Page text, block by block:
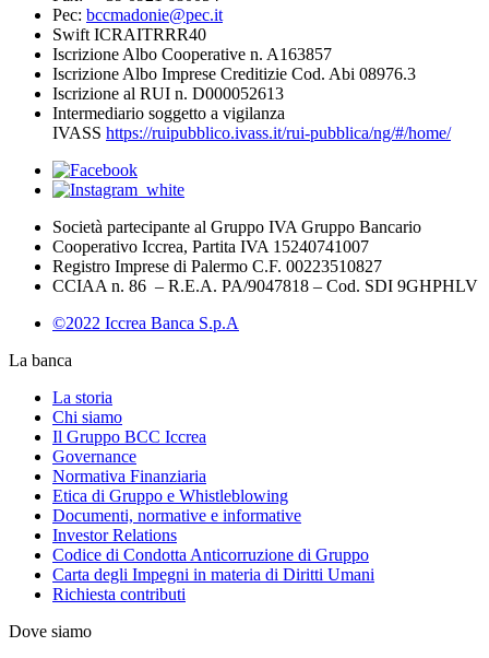
Pec: bccmadonie@pec.it
Swift ICRAITRRR40
Iscrizione Albo Cooperative n. A163857
Iscrizione Albo Imprese Creditizie Cod. Abi 08976.3
Iscrizione al RUI n. D000052613
Intermediario soggetto a vigilanza
IVASS https://ruipubblico.ivass.it/rui-pubblica/ng/#/home/
Società partecipante al Gruppo IVA Gruppo Bancario
Cooperativo Iccrea, Partita IVA 15240741007
Registro Imprese di Palermo C.F. 00223510827
CCIAA n. 86 – R.E.A. PA/9047818 – Cod. SDI 9GHPHLV
©2022 Iccrea Banca S.p.A
La banca
La storia
Chi siamo
Il Gruppo BCC Iccrea
Governance
Normativa Finanziaria
Etica di Gruppo e Whistleblowing
Documenti, normative e informative
Investor Relations
Codice di Condotta Anticorruzione di Gruppo
Carta degli Impegni in materia di Diritti Umani
Richiesta contributi
Dove siamo